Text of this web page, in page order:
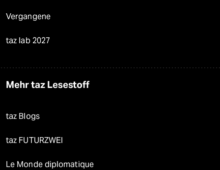
Vergangene
taz lab 2027
Mehr taz Lesestoff
taz Blogs
taz FUTURZWEI
Le Monde diplomatique